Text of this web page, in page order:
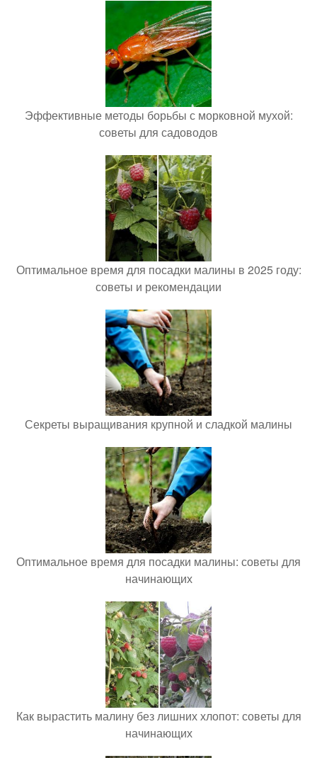
Эффективные методы борьбы с морковной мухой:
советы для садоводов
Оптимальное время для посадки малины в 2025 году:
советы и рекомендации
Секреты выращивания крупной и сладкой малины
Оптимальное время для посадки малины: советы для
начинающих
Как вырастить малину без лишних хлопот: советы для
начинающих